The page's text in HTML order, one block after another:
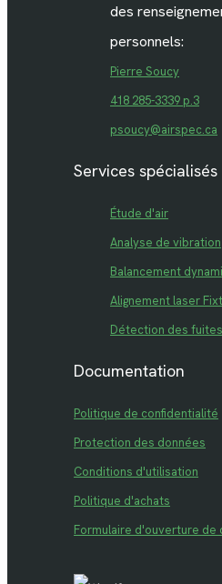
des
personnels:
Pierre Soucy
418 285-3339 p.3
psoucy@airspec.ca
Services spécialisés
Étude d'air
Analyse de vibration
Balancement
Alignement laser
Détection des
Documentation
Politique de confidentialité
Protection des données
Conditions d'utilisation
Politique d'achats
Formulaire d'ouverture de